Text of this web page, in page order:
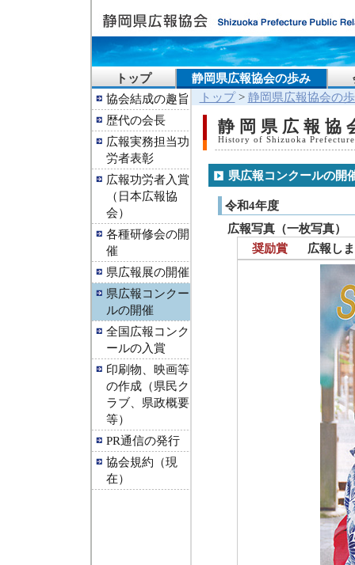
トップ 静岡県広報協会の歩み
協会結成の趣旨
歴代の会長
広報実務担当功
労者表彰
広報功労者入賞
（日本広報協
会）
各種研修会の開
催
県広報展の開催
県広報コンクー
ルの開催
全国広報コンク
ールの入賞
印刷物、映画等
の作成（県民ク
ラブ、県政概要
等）
PR通信の発行
協会規約（現
在）
トップ> 静岡県広報協会の
静岡県広報協
History of Shizuoka
県広報コンクールの開
令和4年度
広報写真（一枚写真）
奨励賞
広報し